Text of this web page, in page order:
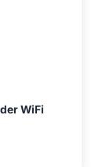
WiFi